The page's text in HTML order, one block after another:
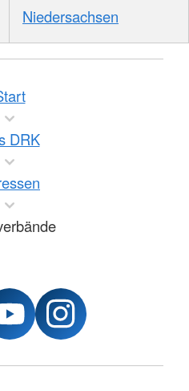
Niedersachsen
DRK